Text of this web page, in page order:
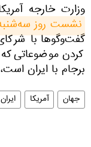
وزارت خارجه
نشست روز سه‌شنبه در وین
گفت‌وگوها با
کردن موضوعاتی
برجام با ایران
جهان آمریکا ایران